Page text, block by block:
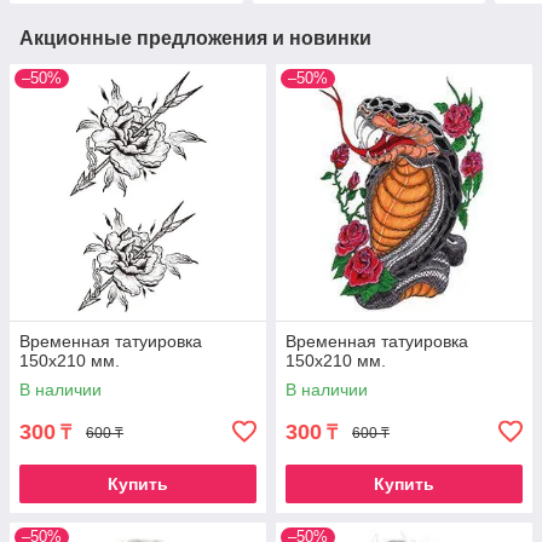
Акционные предложения и новинки
–50%
Временная татуировка
150х210 мм.
В наличии
300 ₸ 600 ₸
Купить
–50%
Временная татуировка
150х210 мм.
В наличии
300 ₸ 600 ₸
Купить
–50% –50%